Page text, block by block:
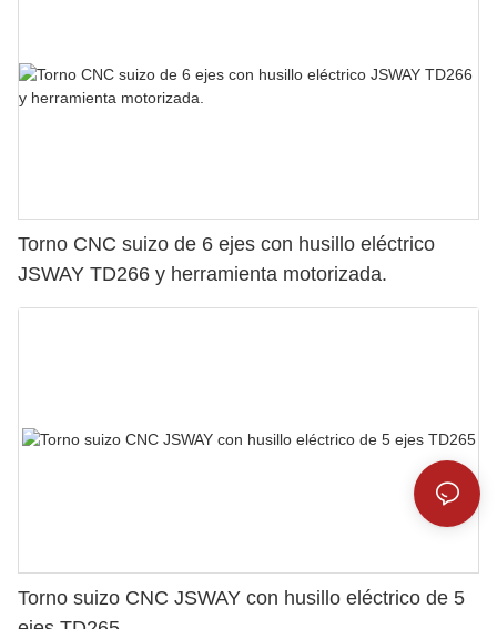
Torno CNC suizo de 6 ejes con husillo eléctrico
JSWAY TD266 y herramienta motorizada.
Torno suizo CNC JSWAY con husillo eléctrico de 5